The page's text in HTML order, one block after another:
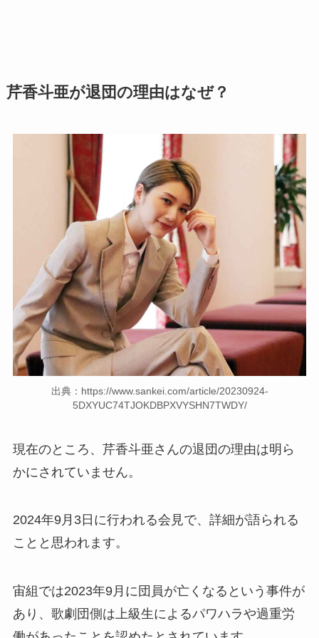
芹香斗亜が退団の理由はなぜ？
出典：https://www.sankei.com/article/20230924-
5DXYUC74TJOKDBPXVYSHN7TWDY/
現在のところ、芹香斗亜さんの退団の理由は明ら
かにされていません。
2024年9月3日に行われる会見で、詳細が語られる
ことと思われます。
宙組では2023年9月に団員が亡くなるという事件が
あり、歌劇団側は上級生によるパワハラや過重労